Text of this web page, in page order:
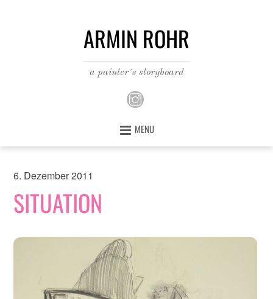
ARMIN ROHR
a painter´s storyboard
MENU
6. Dezember 2011
SITUATION